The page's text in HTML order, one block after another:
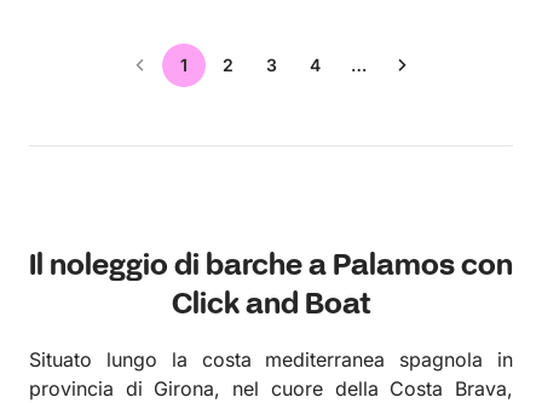
1 2 3 4 …
Il noleggio di barche a Palamos con
Click and Boat
Situato lungo la costa mediterranea spagnola in
provincia di Girona, nel cuore della Costa Brava,